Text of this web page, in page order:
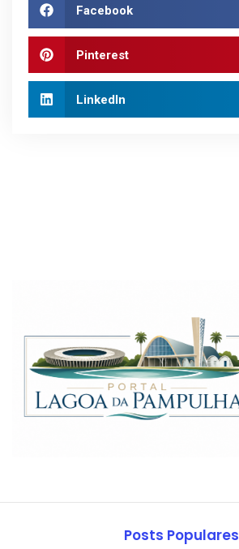
Facebook
Pinterest
LinkedIn
Posts Populares